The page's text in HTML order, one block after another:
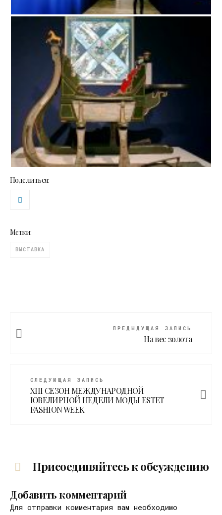
Поделиться:
Метки:
ВЫСТАВКА
ПРЕДЫДУЩАЯ ЗАПИСЬ
На вес золота
СЛЕДУЮЩАЯ ЗАПИСЬ
XIII СЕЗОН МЕЖДУНАРОДНОЙ
ЮВЕЛИРНОЙ НЕДЕЛИ МОДЫ ESTET
FASHION WEEK
Присоединяйтесь к обсуждению
Добавить комментарий
Для отправки комментария вам необходимо